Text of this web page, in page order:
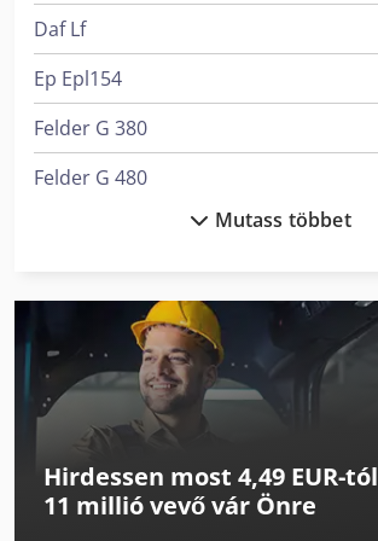
Daf Lf
Ep Epl154
Felder G 380
Felder G 480
Linde L 12
Linde L 14
Linde L 16
Linde Targonca
Mutass többet
Hirdessen most 4,49 EUR-tól
11 millió vevővár Önre